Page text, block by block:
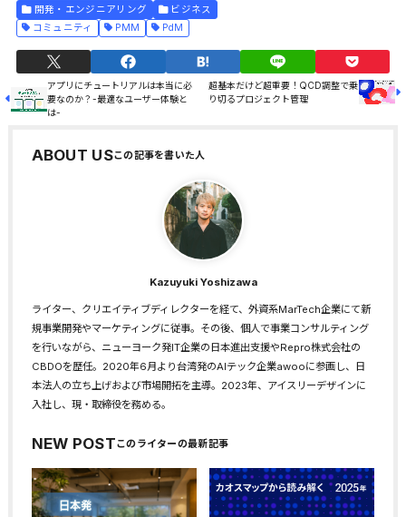
開発・エンジニアリング
ビジネス
コミュニティ
PMM PdM
アプリにチュートリアルは本当に必
要なのか？-最適なユーザー体験と
は-
超基本だけど超重要！QCD調整で乗
り切るプロジェクト管理
ABOUT US
Kazuyuki Yoshizawa
ライター、クリエイティブディレクターを経て、外資系MarTech企業にて新
規事業開発やマーケティングに従事。その後、個人で事業コンサルティング
を行いながら、ニューヨーク発IT企業の日本進出支援やRepro株式会社の
CBDOを歴任。2020年6月より台湾発のAIテック企業awooに参画し、日
本法人の立ち上げおよび市場開拓を主導。2023年、アイスリーデザインに
入社し、現・取締役を務める。
NEW POST